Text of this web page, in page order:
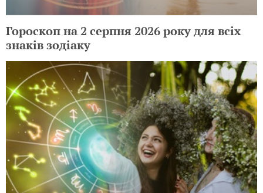
Гороскоп на 2 серпня 2026 року для всіх
знаків зодіаку